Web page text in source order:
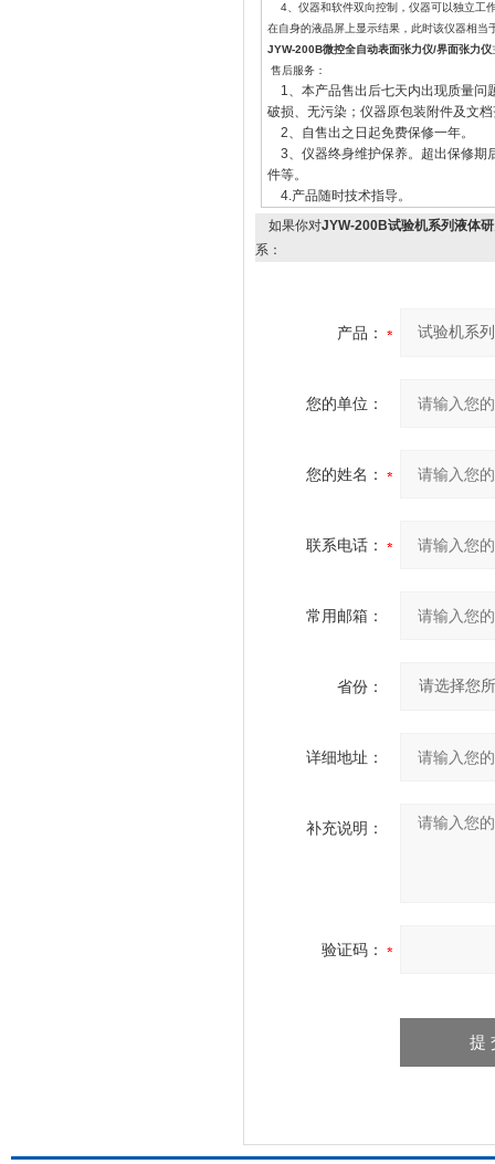
4、仪器和软件双向控制，仪器可以独立工
在自身的液晶屏上显示结果，此时该仪器相当
JYW-200B微控全自动表面张力仪/界面张力仪
售后服务：
1、本产品售出后七天内出现质量问
破损、无污染；仪器原包装附件及文
2、自售出之日起免费保修一年。
3、仪器终身维护保养。超出保修期
件等。
4.产品随时技术指导。
如果你对JYW-200B试验机系列液体
系：
产品：
您的单位：
您的姓名：
联系电话：
常用邮箱：
省份：
详细地址：
补充说明：
验证码：